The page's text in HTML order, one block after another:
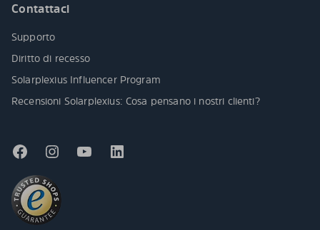
Contattaci
Supporto
Diritto di recesso
Solarplexius Influencer Program
Recensioni Solarplexius: Cosa pensano i nostri clienti?